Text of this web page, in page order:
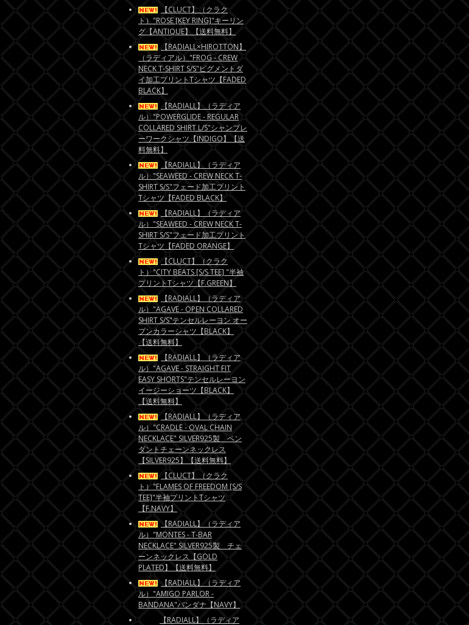
【CLUCT】（クラク
ト）"ROSE [KEY RING]"キーリン
グ【ANTIQUE】【送料無料】
【RADIALL×HIROTTON】
（ラディアル）"FROG - CREW
NECK T-SHIRT S/S"ピグメントダ
イ加工プリントTシャツ【FADED
BLACK】
【RADIALL】（ラディア
ル）"POWERGLIDE - REGULAR
COLLARED SHIRT L/S"シャンブレ
ーワークシャツ【INDIGO】【送
料無料】
【RADIALL】（ラディア
ル）"SEAWEED - CREW NECK T-
SHIRT S/S"フェード加工プリント
Tシャツ【FADED BLACK】
【RADIALL】（ラディア
ル）"SEAWEED - CREW NECK T-
SHIRT S/S"フェード加工プリント
Tシャツ【FADED ORANGE】
【CLUCT】（クラク
ト）"CITY BEATS [S/S TEE] "半袖
プリントTシャツ【F.GREEN】
【RADIALL】（ラディア
ル）"AGAVE - OPEN COLLARED
SHIRT S/S"テンセルレーヨン オー
プンカラーシャツ【BLACK】
【送料無料】
【RADIALL】（ラディア
ル）"AGAVE - STRAIGHT FIT
EASY SHORTS"テンセルレーヨン
イージーショーツ【BLACK】
【送料無料】
【RADIALL】（ラディア
ル）"CRADLE - OVAL CHAIN
NECKLACE" SILVER925製 ペン
ダントチェーンネックレス
【SILVER925】【送料無料】
【CLUCT】（クラク
ト）"FLAMES OF FREEDOM [S/S
TEE]"半袖プリントTシャツ
【F.NAVY】
【RADIALL】（ラディア
ル）"MONTES - T-BAR
NECKLACE" SILVER925製 チェ
ーンネックレス【GOLD
PLATED】【送料無料】
【RADIALL】（ラディア
ル）"AMIGO PARLOR -
BANDANA"バンダナ【NAVY】
【RADIALL】（ラディア